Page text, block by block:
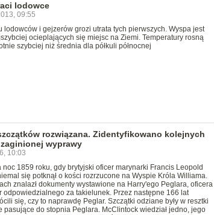
lodowce
09:55
lodowców i gejzerów grozi utrata tych pierwszych. Wyspa jest
ocieplających się miejsc na Ziemi. Temperatury rosną
szybciej niż średnia dla półkuli północnej
rozwiązana. Zidentyfikowano kolejnych
wyprawy
10:03
noc 1859 roku, gdy brytyjski oficer marynarki Francis Leopold
się potknął o kości rozrzucone na Wyspie Króla Williama.
znalazł dokumenty wystawione na Harry'ego Peglara, oficera
odpowiedzialnego za takielunek. Przez następne 166 lat
się, czy to naprawdę Peglar. Szczątki odziane były w resztki
pasujące do stopnia Peglara. McClintock wiedział jedno, jego